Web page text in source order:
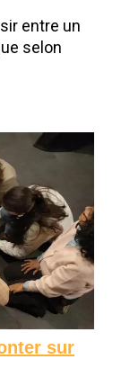
entre un
selon
sur